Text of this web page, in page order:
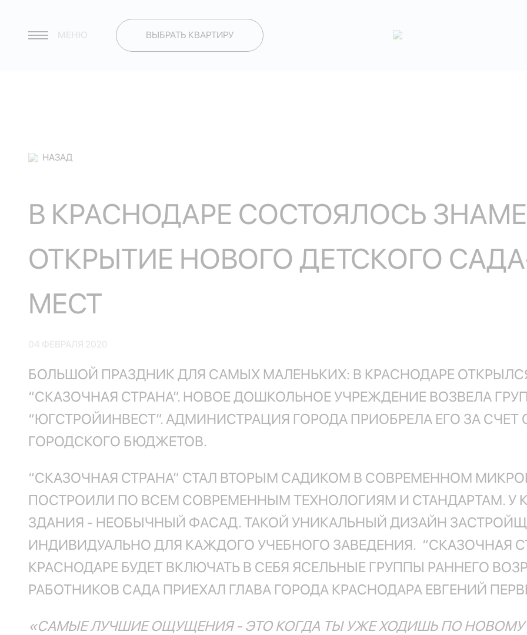
МЕНЮ ВЫБРАТЬ КВАРТИРУ
НАЗАД
В КРАСНОДАРЕ СОСТОЯЛОСЬ
ОТКРЫТИЕ НОВОГО ДЕТСКОГО
МЕСТ
04 ФЕВРАЛЯ 2020
БОЛЬШОЙ ПРАЗДНИК ДЛЯ САМЫХ МАЛЕНЬКИХ: В КРАСНОДАРЕ
“СКАЗОЧНАЯ СТРАНА”. НОВОЕ ДОШКОЛЬНОЕ УЧРЕЖДЕНИЕ ВОЗВЕЛА
“ЮГСТРОЙИНВЕСТ”. АДМИНИСТРАЦИЯ ГОРОДА ПРИОБРЕЛА ЕГО ЗА СЧЕТ
ГОРОДСКОГО БЮДЖЕТОВ.
“СКАЗОЧНАЯ СТРАНА” СТАЛ ВТОРЫМ САДИКОМ В СОВРЕМЕННОМ
ПОСТРОИЛИ ПО ВСЕМ СОВРЕМЕННЫМ ТЕХНОЛОГИЯМ И СТАНДАРТАМ. У
ЗДАНИЯ - НЕОБЫЧНЫЙ ФАСАД. ТАКОЙ УНИКАЛЬНЫЙ ДИЗАЙН
ИНДИВИДУАЛЬНО ДЛЯ КАЖДОГО УЧЕБНОГО ЗАВЕДЕНИЯ. “СКАЗОЧНАЯ
КРАСНОДАРЕ БУДЕТ ВКЛЮЧАТЬ В СЕБЯ ЯСЕЛЬНЫЕ ГРУППЫ РАННЕГО
РАБОТНИКОВ САДА ПРИЕХАЛ ГЛАВА ГОРОДА КРАСНОДАРА ЕВГЕНИЙ
«САМЫЕ ЛУЧШИЕ ОЩУЩЕНИЯ - ЭТО КОГДА ТЫ УЖЕ ХОДИШЬ ПО НОВОМУ